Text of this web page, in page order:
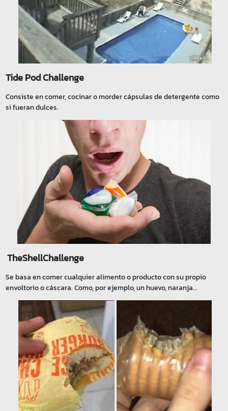
Tide Pod Challenge
Consiste en comer, cocinar o morder cápsulas de detergente como
si fueran dulces.
TheShellChallenge
Se basa en comer cualquier alimento o producto con su propio
envoltorio o cáscara. Como, por ejemplo, un huevo, naranja…